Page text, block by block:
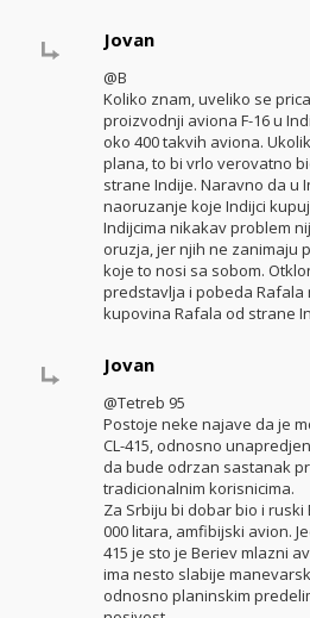
Jovan
@B
Koliko znam, uveliko se
proizvodnji aviona F-16 u
oko 400 takvih aviona.
plana, to bi vrlo verovatno
strane Indije. Naravno da u
naoruzanje koje Indijci
Indijcima nikakav problem
oruzja, jer njih ne zanimaju
koje to nosi sa sobom.
predstavlja i pobeda Rafala
kupovina Rafala od strane
Jovan
@Tetreb 95
Postoje neke najave da je
CL-415, odnosno
da bude odrzan sastanak
tradicionalnim korisnicima.
Za Srbiju bi dobar bio i ruski
000 litara, amfibijski avion.
415 je sto je Beriev mlazni
ima nesto slabije
odnosno planinskim